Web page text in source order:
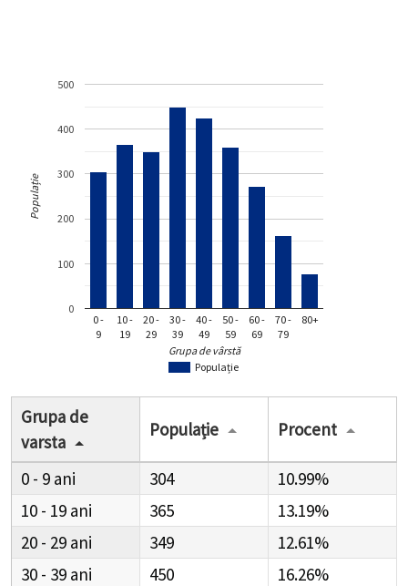
Populație
0 -
9
10 -
19
20 -
29
30 -
39
40 -
49
50 -
59
60 -
69
70 -
79
80+
0
100
200
300
400
500
Grupa de vârstă
Populație
Grupa de
varsta
Populație Procent
0 - 9 304
10.99%
10 - 19
365
13.19%
20 - 29
349
12.61%
30 - 39
450
16.26%